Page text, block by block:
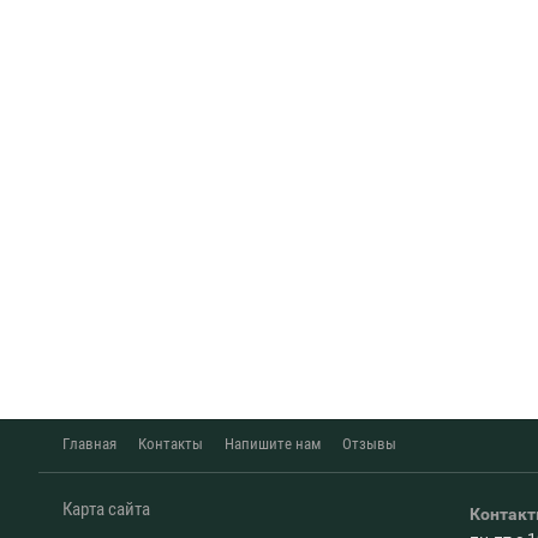
Главная Контакты Напишите нам Отзывы
Карта сайта